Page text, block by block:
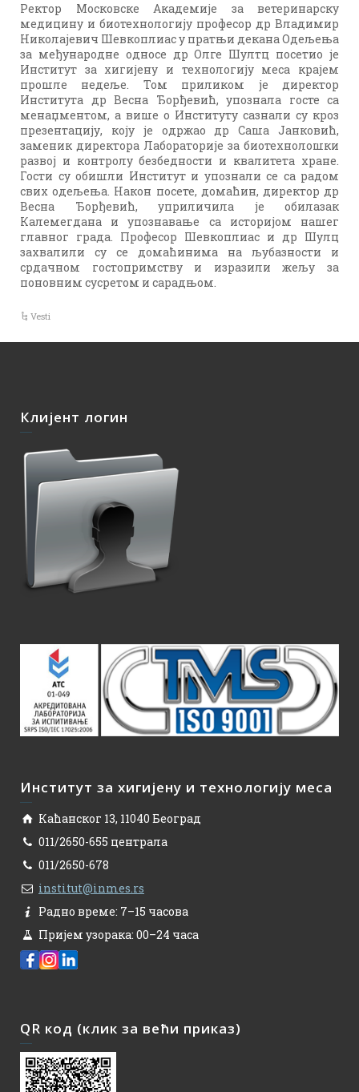
Ректор Московске Академије за ветеринарску
медицину и биотехнологију професор др Владимир
Николајевич Шевкоплиас у пратњи декана Одељења
за међународне односе др Олге Шултц посетио је
Институт за хигијену и технологију меса крајем
прошле недеље. Том приликом је директор
Института др Весна Ђорђевић, упознала госте са
менаџментом, а више о Институту сазнали су кроз
презентацију, коју је одржао др Саша Јанковић,
заменик директора Лаборaторије за биотехнолошки
развој и контролу безбедности и квалитета хране.
Гости су обишли Институт и упознали се са радом
свих одељења. Након посете, домаћин, директор др
Весна Ђорђевић, уприличила је обилазак
Калемегдана и упознавање са историјом нашег
главног града. Професор Шевкоплиас и др Шулц
захвалили су се домаћинима на љубазности и
срдачном гостопримству и изразили жељу за
поновним сусретом и сарадњом.
Vesti
Клијент логин
Институт за хигијену и технологију меса
Каћанског 13, 11040 Београд
011/2650-655 централа
011/2650-678
institut@inmes.rs
Радно време: 7–15 часова
Пријем узорака: 00–24 часа
QR код (клик за већи приказ)